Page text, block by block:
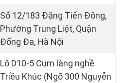
Số 12/183 Đặng Tiến Đông,
Phường Trung Liệt, Quận
Đống Đa, Hà Nội
Lô D10-5 Cụm làng nghề
Triều Khúc (Ngõ 300 Nguyễn